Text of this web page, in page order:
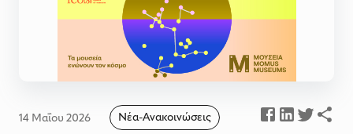
14 Μαΐου 2026 Νέα-Ανακοινώσεις